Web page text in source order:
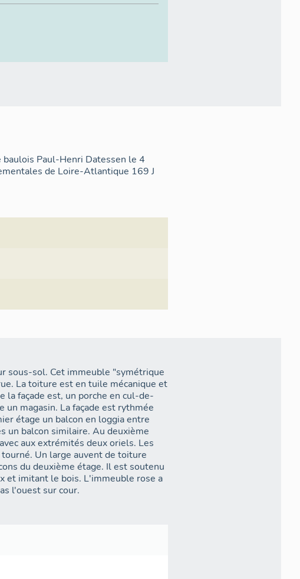
Paul-Henri Datessen le 4
de Loire-Atlantique 169 J
sous-sol. Cet immeuble "symétrique
La toiture est en tuile mécanique et
la façade est, un porche en cul-de-
magasin. La façade est rythmée
étage un balcon en loggia entre
un balcon similaire. Au deuxième
aux extrémités deux oriels. Les
Un large auvent de toiture
du deuxième étage. Il est soutenu
et imitant le bois. L'immeuble rose a
l'ouest sur cour.